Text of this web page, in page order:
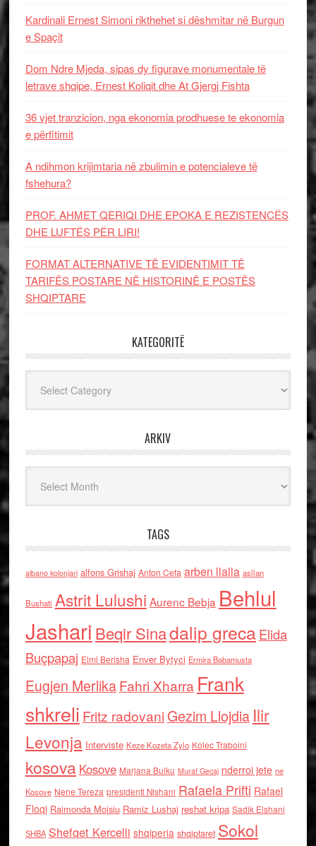
Kardinali Ernest Simoni rikthehet si dëshmitar në Burgun
e Spaçit
Dom Ndre Mjeda, sipas dy figurave monumentale të
letrave shqipe, Ernest Koliqit dhe At Gjergj Fishta
36 vjet tranzicion, nga ekonomia prodhuese te ekonomia
e përfitimit
A ndihmon krijimtaria në zbulimin e potencialeve të
fshehura?
PROF. AHMET QERIQI DHE EPOKA E REZISTENCЁS
DHE LUFTЁS PЁR LIRI!
FORMAT ALTERNATIVE TË EVIDENTIMIT TË
TARIFËS POSTARE NË HISTORINË E POSTËS
SHQIPTARE
KATEGORITË
ARKIV
TAGS
albano kolonjari alfons Grishaj Anton Cefa arben llalla asllan
Bushati Astrit Lulushi Aurenc Bebja Behlul
Jashari Beqir Sinadalip grecaElida
Buçpapaj Elmi Berisha Enver Bytyci Ermira Babamusta
Eugjen MerlikaFahri Xharra Frank
shkreli Fritz radovaniGezim Llojdia Ilir
Levonja Interviste Keze Kozeta Zylo Kolec Traboini
kosova Kosove Marjana Bulku Murat Gecaj nderroi jete ne
Kosove Nene Tereza presidenti Nishani Rafaela Prifti Rafael
Floqi Raimonda Moisiu Ramiz Lushaj reshat kripa Sadik Elshani
SHBA Shefqet Kercelli shqiperia shqiptaret Sokol